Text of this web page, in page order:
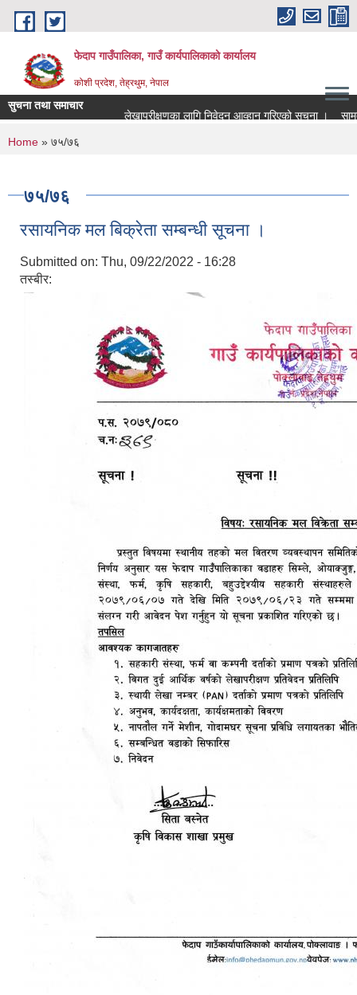
Skip to main content
फेदाप गाउँपालिका, गाउँ कार्यपालिकाको कार्यालय
कोशी प्रदेश, तेह्रथुम, नेपाल
सुचना तथा समाचार
लेखापरीक्षणका लागि निवेदन आव्हान गरिएको सूचना ।
You are here
Home » ७५/७६
७५/७६
रसायनिक मल बिक्रेता सम्बन्धी सूचना ।
Submitted on: Thu, 09/22/2022 - 16:28
तस्बीर: